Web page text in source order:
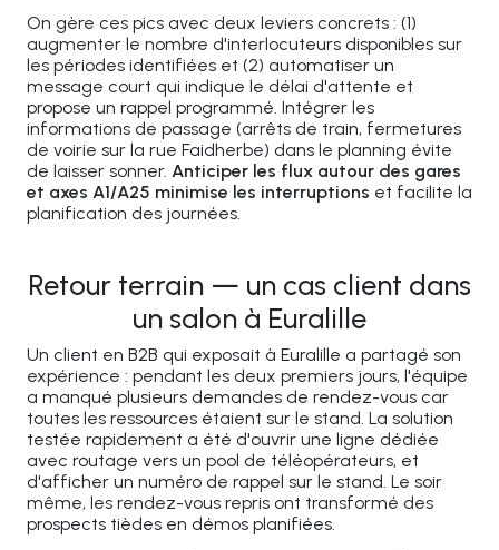
On gère ces pics avec deux leviers concrets : (1)
augmenter le nombre d'interlocuteurs disponibles sur
les périodes identifiées et (2) automatiser un
message court qui indique le délai d'attente et
propose un rappel programmé. Intégrer les
informations de passage (arrêts de train, fermetures
de voirie sur la rue Faidherbe) dans le planning évite
de laisser sonner. Anticiper les flux autour des gares
et axes A1/A25 minimise les interruptions et facilite la
planification des journées.
Retour terrain — un cas client dans
un salon à Euralille
Un client en B2B qui exposait à Euralille a partagé son
expérience : pendant les deux premiers jours, l'équipe
a manqué plusieurs demandes de rendez-vous car
toutes les ressources étaient sur le stand. La solution
testée rapidement a été d'ouvrir une ligne dédiée
avec routage vers un pool de téléopérateurs, et
d'afficher un numéro de rappel sur le stand. Le soir
même, les rendez-vous repris ont transformé des
prospects tièdes en démos planifiées.